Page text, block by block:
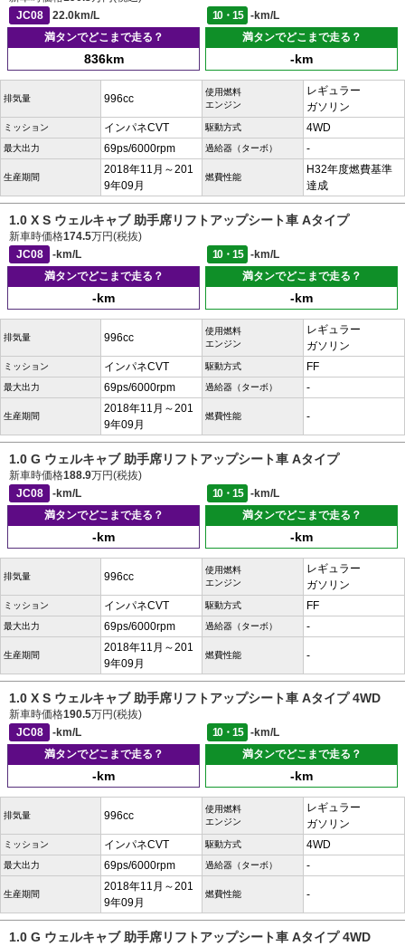
JC08
22.0km/L 10・15
-km/L
満タンでどこまで走る？
836km
満タンでどこまで走る？
-km
排気量 996cc
使用燃料
エンジン
レギュラー
ガソリン
ミッション インパネCVT 駆動方式 4WD
最大出力 69ps/6000rpm 過給器（ターボ） -
生産期間
2018年11月～201
9年09月
燃費性能
H32年度燃費基準
達成
1.0 X S ウェルキャブ 助手席リフトアップシート車 Aタイプ
新車時価格174.5万円(税抜)
JC08
-km/L 10・15
-km/L
満タンでどこまで走る？
-km
満タンでどこまで走る？
-km
排気量 996cc
使用燃料
エンジン
レギュラー
ガソリン
ミッション インパネCVT 駆動方式 FF
最大出力 69ps/6000rpm 過給器（ターボ） -
生産期間
2018年11月～201
9年09月
燃費性能 -
1.0 G ウェルキャブ 助手席リフトアップシート車 Aタイプ
新車時価格188.9万円(税抜)
JC08
-km/L 10・15
-km/L
満タンでどこまで走る？
-km
満タンでどこまで走る？
-km
排気量 996cc
使用燃料
エンジン
レギュラー
ガソリン
ミッション インパネCVT 駆動方式 FF
最大出力 69ps/6000rpm 過給器（ターボ） -
生産期間
2018年11月～201
9年09月
燃費性能 -
1.0 X S ウェルキャブ 助手席リフトアップシート車 Aタイプ 4WD
新車時価格190.5万円(税抜)
JC08
-km/L 10・15
-km/L
満タンでどこまで走る？
-km
満タンでどこまで走る？
-km
排気量 996cc
使用燃料
エンジン
レギュラー
ガソリン
ミッション インパネCVT 駆動方式 4WD
最大出力 69ps/6000rpm 過給器（ターボ） -
生産期間
2018年11月～201
9年09月
燃費性能 -
1.0 G ウェルキャブ 助手席リフトアップシート車 Aタイプ 4WD